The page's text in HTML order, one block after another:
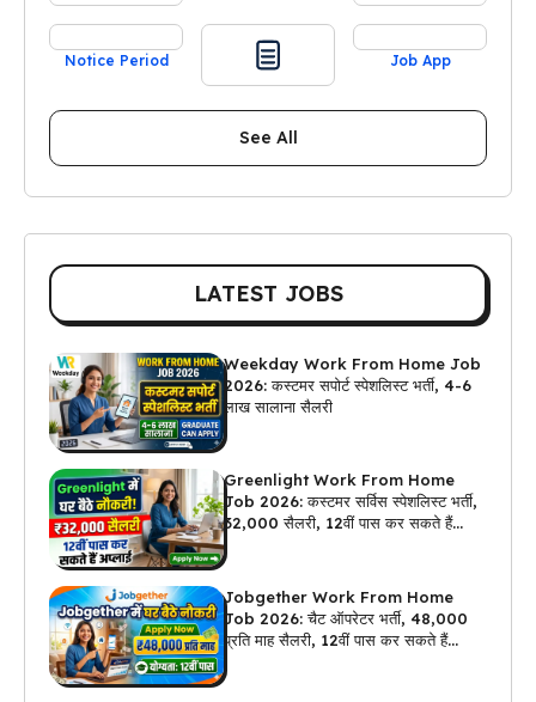
Notice Period Job App
See All
LATEST JOBS
Weekday Work From Home Job
2026: कस्टमर सपोर्ट स्पेशलिस्ट भर्ती, 4-6
लाख सालाना सैलरी
Greenlight Work From Home
Job 2026: कस्टमर सर्विस स्पेशलिस्ट भर्ती,
₹32,000 सैलरी, 12वीं पास कर सकते हैं
Jobgether Work From Home
Job 2026: चैट ऑपरेटर भर्ती, ₹48,000
प्रति माह सैलरी, 12वीं पास कर सकते हैं